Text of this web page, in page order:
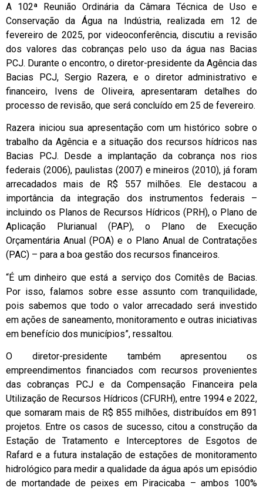
A 102ª Reunião Ordinária da Câmara Técnica de Uso e
Conservação da Água na Indústria, realizada em 12 de
fevereiro de 2025, por videoconferência, discutiu a revisão
dos valores das cobranças pelo uso da água nas Bacias
PCJ. Durante o encontro, o diretor-presidente da Agência das
Bacias PCJ, Sergio Razera, e o diretor administrativo e
financeiro, Ivens de Oliveira, apresentaram detalhes do
processo de revisão, que será concluído em 25 de fevereiro.
Razera iniciou sua apresentação com um histórico sobre o
trabalho da Agência e a situação dos recursos hídricos nas
Bacias PCJ. Desde a implantação da cobrança nos rios
federais (2006), paulistas (2007) e mineiros (2010), já foram
arrecadados mais de R$ 557 milhões. Ele destacou a
importância da integração dos instrumentos federais –
incluindo os Planos de Recursos Hídricos (PRH), o Plano de
Aplicação Plurianual (PAP), o Plano de Execução
Orçamentária Anual (POA) e o Plano Anual de Contratações
(PAC) – para a boa gestão dos recursos financeiros.
“É um dinheiro que está a serviço dos Comitês de Bacias.
Por isso, falamos sobre esse assunto com tranquilidade,
pois sabemos que todo o valor arrecadado será investido
em ações de saneamento, monitoramento e outras iniciativas
em benefício dos municípios”, ressaltou.
O diretor-presidente também apresentou os
empreendimentos financiados com recursos provenientes
das cobranças PCJ e da Compensação Financeira pela
Utilização de Recursos Hídricos (CFURH), entre 1994 e 2022,
que somaram mais de R$ 855 milhões, distribuídos em 891
projetos. Entre os casos de sucesso, citou a construção da
Estação de Tratamento e Interceptores de Esgotos de
Rafard e a futura instalação de estações de monitoramento
hidrológico para medir a qualidade da água após um episódio
de mortandade de peixes em Piracicaba – ambos 100%